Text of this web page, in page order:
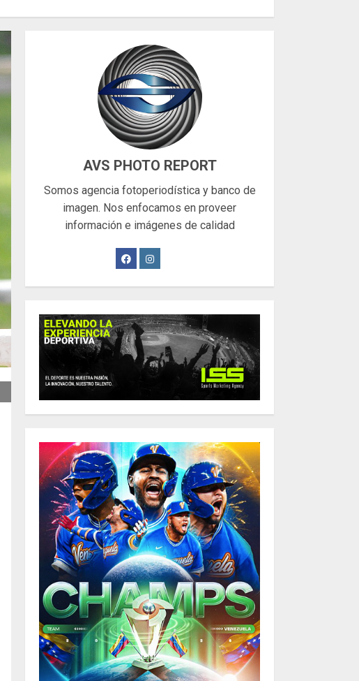
AVS PHOTO REPORT
Somos agencia fotoperiodística y banco de
imagen. Nos enfocamos en proveer
información e imágenes de calidad